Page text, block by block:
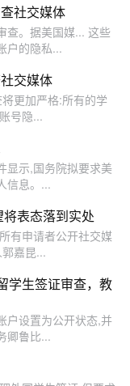
社交媒体
查。据美国媒... 这些
户的隐私...
交媒体
更加严格:所有的学
号隐...
显示,国务院拟要求美
信息。...
表态落到实处
有申请者公开社交媒
嘉昆...
学生签证审查，教
户设置为公开状态,并
卿鲁比...